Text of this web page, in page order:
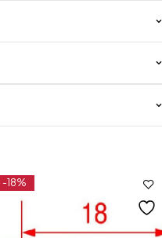
-18%